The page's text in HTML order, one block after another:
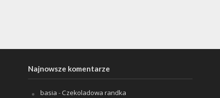
Najnowsze komentarze
basia -Czekoladowa randka